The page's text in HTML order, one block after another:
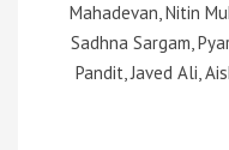
Mahadevan, Nitin
Sadhna Sargam,
Pandit, Javed Ali,